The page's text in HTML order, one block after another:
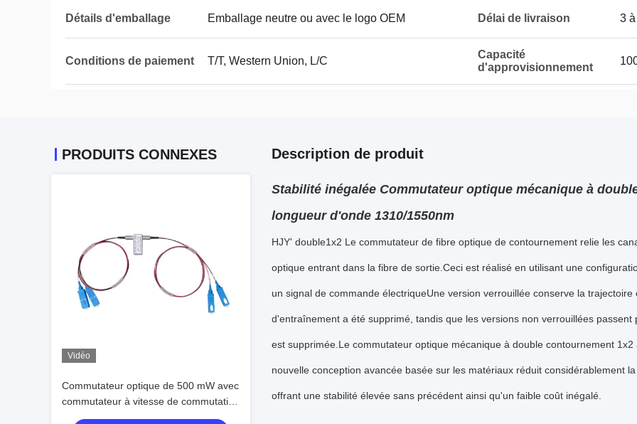
Détails d'emballage Emballage neutre ou avec le logo OEM Délai de livraison 3
Conditions de paiement T/T, Western Union, L/C
Capacité
d'approvisionnement
PRODUITS CONNEXES
Vidéo
Commutateur optique de 500 mW avec
commutateur à vitesse de commutation
rapide
Description de produit
Stabilité inégalée Commutateur optique mécanique à
longueur d'onde 1310/1550nm
HJY' double1x2 Le commutateur de fibre optique de contournement relie les
optique entrant dans la fibre de sortie.Ceci est réalisé en utilisant une
un signal de commande électriqueUne version verrouillée conserve la
d'entraînement a été supprimé, tandis que les versions non verrouillées
est supprimée.Le commutateur optique mécanique à double contournement
nouvelle conception avancée basée sur les matériaux réduit considérablement
offrant une stabilité élevée sans précédent ainsi qu'un faible coût inégalé.